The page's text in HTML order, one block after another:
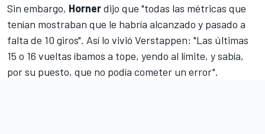
Sin embargo, Hornerdijo que "todas las métricas que
tenían mostraban que le habría alcanzado y pasado a
falta de 10 giros". Así lo vivió Verstappen: "Las últimas
15 o 16 vueltas íbamos a tope, yendo al límite, y sabía,
por su puesto, que no podía cometer un error".